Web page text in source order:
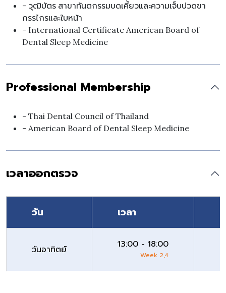
- วุฒิบัตร สาขาทันตกรรมบดเคี้ยวและความเจ็บปวดขา
กรรไกรและใบหน้า
- International Certificate American Board of
Dental Sleep Medicine
Professional Membership
- Thai Dental Council of Thailand
- American Board of Dental Sleep Medicine
เวลาออกตรวจ
วัน เวลา
วันอาทิตย์ 13:00 - 18:00
Week 2,4